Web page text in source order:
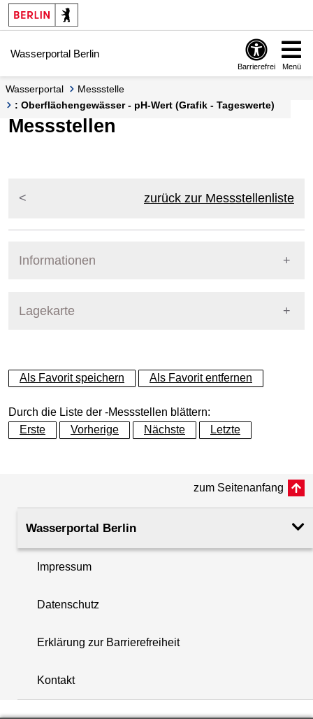
Springe zur Navigation
Springe zum Inhalt
Wasserportal Berlin
Barrierefrei Menü
Wasserportal
Messstelle
: Oberflächengewässer - pH-Wert (Grafik - Tageswerte)
Messstellen
zurück zur Messstellenliste
Informationen
Lagekarte
+
−
+
−
Als Favorit speichern Als Favorit entfernen
Durch die Liste der -Messstellen blättern:
Erste
Vorherige Nächste Letzte
zum Seitenanfang
Wasserportal Berlin
Impressum
Datenschutz
Erklärung zur Barrierefreiheit
Kontakt